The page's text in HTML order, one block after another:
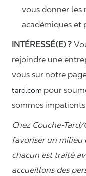
vous donner les
académiques et
INTÉRESSÉ(E) ?
rejoindre une
vous sur notre
tard.com pour
sommes
Chez Couche-
favoriser un milieu
chacun est traité
accueillons des